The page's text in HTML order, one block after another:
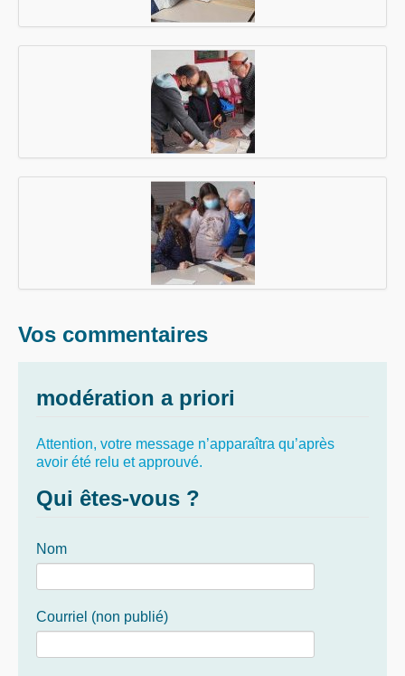
Vos commentaires
modération a priori
Attention, votre message n’apparaîtra qu’après
avoir été relu et approuvé.
Qui êtes-vous ?
Nom
Courriel (non publié)